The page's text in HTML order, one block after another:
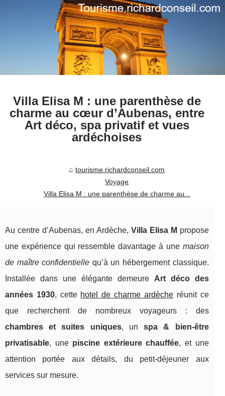
Villa Elisa M : une parenthèse de
charme au cœur d’Aubenas, entre
Art déco, spa privatif et vues
ardéchoises
tourisme.richardconseil.com
Voyage
Villa Elisa M : une parenthèse de charme au...
Au centre d’Aubenas, en Ardèche, Villa Elisa M propose
une expérience qui ressemble davantage à une maison
de maître confidentielle qu’à un hébergement classique.
Installée dans une élégante demeure Art déco des
années 1930, cette hotel de charme ardècheréunit ce
que recherchent de nombreux voyageurs : des
chambres et suites uniques, unspa & bien-être
privatisable, une piscine extérieure chauffée, et une
attention portée aux détails, du petit-déjeuner aux
services sur mesure.